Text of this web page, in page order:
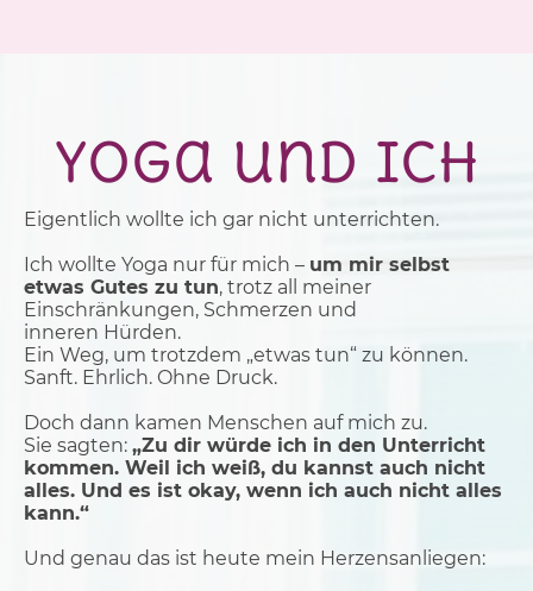
Yoga und ich
Eigentlich wollte ich gar nicht unterrichten.
Ich wollte Yoga nur für mich – um mir selbst
etwas Gutes zu tun, trotz all meiner
Einschränkungen, Schmerzen und
inneren Hürden.
Ein Weg, um trotzdem „etwas tun“ zu können.
Sanft. Ehrlich. Ohne Druck.
Doch dann kamen Menschen auf mich zu.
Sie sagten: „Zu dir würde ich in den Unterricht
kommen. Weil ich weiß, du kannst auch nicht
alles. Und es ist okay, wenn ich auch nicht alles
kann.“
Und genau das ist heute mein Herzensanliegen: